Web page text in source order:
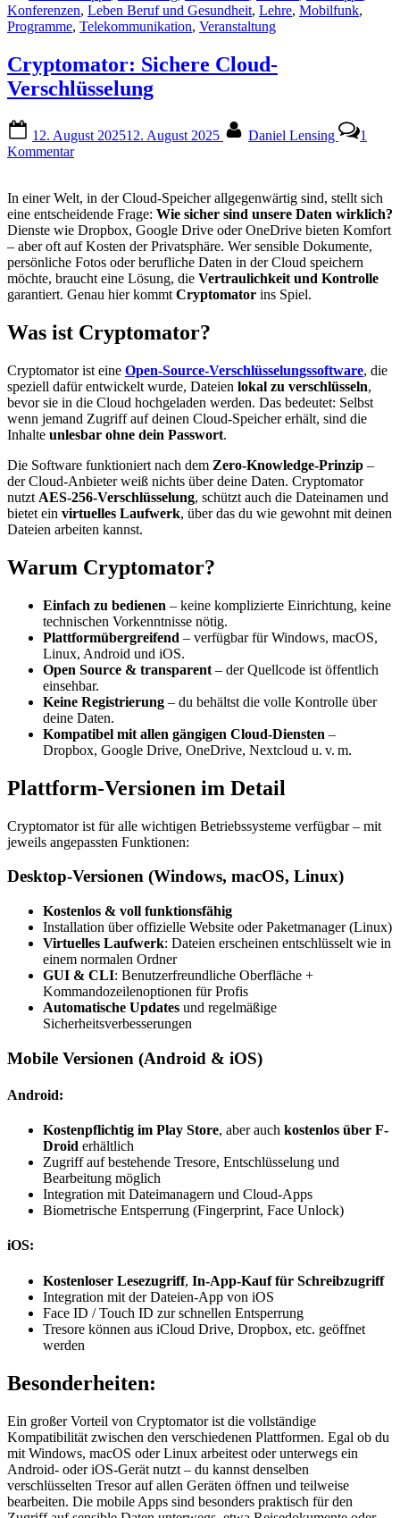
Konferenzen, Leben Beruf und Gesundheit, Lehre, Mobilfunk,
Programme, Telekommunikation, Veranstaltung
Cryptomator: Sichere Cloud-
Verschlüsselung
on
12. August 202512. August 2025 Daniel Lensing
1
Kommentarzu
Cloud-
Verschlüsselung
In einer Welt, in der Cloud-Speicher allgegenwärtig sind, stellt sich
eine entscheidende Frage: Wie sicher sind unsere Daten wirklich?
Dienste wie Dropbox, Google Drive oder OneDrive bieten Komfort
– aber oft auf Kosten der Privatsphäre. Wer sensible Dokumente,
persönliche Fotos oder berufliche Daten in der Cloud speichern
möchte, braucht eine Lösung, die Vertraulichkeit und Kontrolle
garantiert. Genau hier kommt Cryptomator ins Spiel.
Was ist Cryptomator?
Cryptomator ist eine Open-Source-Verschlüsselungssoftware, die
speziell dafür entwickelt wurde, Dateien lokal zu verschlüsseln,
bevor sie in die Cloud hochgeladen werden. Das bedeutet: Selbst
wenn jemand Zugriff auf deinen Cloud-Speicher erhält, sind die
Inhalte unlesbar ohne dein Passwort.
Die Software funktioniert nach dem Zero-Knowledge-Prinzip –
der Cloud-Anbieter weiß nichts über deine Daten. Cryptomator
nutzt AES-256-Verschlüsselung, schützt auch die Dateinamen und
bietet ein virtuelles Laufwerk, über das du wie gewohnt mit deinen
Dateien arbeiten kannst.
Warum Cryptomator?
Einfach zu bedienen – keine komplizierte Einrichtung, keine
technischen Vorkenntnisse nötig.
Plattformübergreifend – verfügbar für Windows, macOS,
Linux, Android und iOS.
Open Source & transparent – der Quellcode ist öffentlich
einsehbar.
Keine Registrierung – du behältst die volle Kontrolle über
deine Daten.
Kompatibel mit allen gängigen Cloud-Diensten –
Dropbox, Google Drive, OneDrive, Nextcloud u. v. m.
Plattform-Versionen im Detail
Cryptomator ist für alle wichtigen Betriebssysteme verfügbar – mit
jeweils angepassten Funktionen:
Desktop-Versionen (Windows, macOS, Linux)
Kostenlos & voll funktionsfähig
Installation über offizielle Website oder Paketmanager (Linux)
Virtuelles Laufwerk: Dateien erscheinen entschlüsselt wie in
einem normalen Ordner
GUI & CLI: Benutzerfreundliche Oberfläche +
Kommandozeilenoptionen für Profis
Automatische Updates und regelmäßige
Sicherheitsverbesserungen
Mobile Versionen (Android & iOS)
Android:
Kostenpflichtig im Play Store, aber auch kostenlos über F-
Droid erhältlich
Zugriff auf bestehende Tresore, Entschlüsselung und
Bearbeitung möglich
Integration mit Dateimanagern und Cloud-Apps
Biometrische Entsperrung (Fingerprint, Face Unlock)
iOS:
Kostenloser Lesezugriff, In-App-Kauf für Schreibzugriff
Integration mit der Dateien-App von iOS
Face ID / Touch ID zur schnellen Entsperrung
Tresore können aus iCloud Drive, Dropbox, etc. geöffnet
werden
Besonderheiten:
Ein großer Vorteil von Cryptomator ist die vollständige
Kompatibilität zwischen den verschiedenen Plattformen. Egal ob du
mit Windows, macOS oder Linux arbeitest oder unterwegs ein
Android- oder iOS-Gerät nutzt – du kannst denselben
verschlüsselten Tresor auf allen Geräten öffnen und teilweise
bearbeiten. Die mobile Apps sind besonders praktisch für den